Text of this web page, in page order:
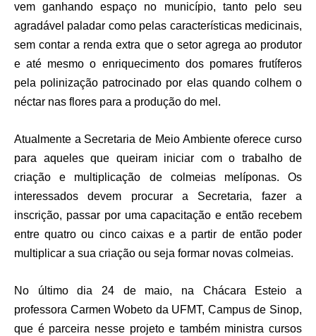
vem ganhando espaço no município, tanto pelo seu
agradável paladar como pelas características medicinais,
sem contar a renda extra que o setor agrega ao produtor
e até mesmo o enriquecimento dos pomares frutíferos
pela polinização patrocinado por elas quando colhem o
néctar nas flores para a produção do mel.
Atualmente a Secretaria de Meio Ambiente oferece curso
para aqueles que queiram iniciar com o trabalho de
criação e multiplicação de colmeias melíponas. Os
interessados devem procurar a Secretaria, fazer a
inscrição, passar por uma capacitação e então recebem
entre quatro ou cinco caixas e a partir de então poder
multiplicar a sua criação ou seja formar novas colmeias.
No último dia 24 de maio, na Chácara Esteio a
professora Carmen Wobeto da UFMT, Campus de Sinop,
que é parceira nesse projeto e também ministra cursos